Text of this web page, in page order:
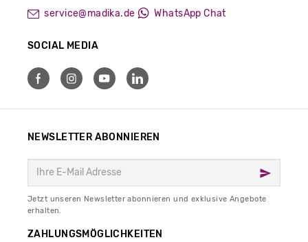
service@madika.de WhatsApp Chat
SOCIAL MEDIA
NEWSLETTER ABONNIEREN
Jetzt unseren Newsletter abonnieren und exklusive Angebote
erhalten.
ZAHLUNGSMÖGLICHKEITEN